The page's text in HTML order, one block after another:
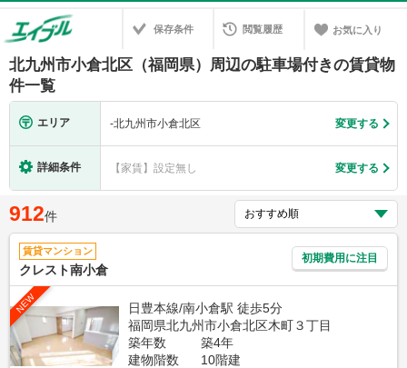
保存条件 閲覧履歴 お気に入り
北九州市小倉北区（福岡県）周辺の駐車場付きの賃貸物
件一覧
エリア -北九州市小倉北区 変更する
詳細条件 【家賃】設定無し 変更する
912件
賃貸マンション
クレスト南小倉
初期費用に注目
NEW
日豊本線/南小倉駅 徒歩5分
福岡県北九州市小倉北区木町３丁目
築年数
築4年
建物階数
10階建